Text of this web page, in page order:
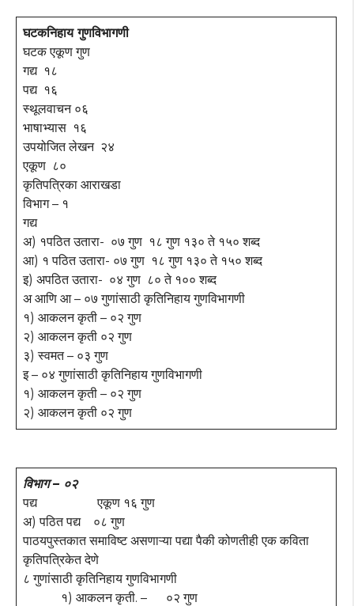
घटकनिहाय गुणविभागणी
घटक एकूण गुण
गद्य १८
पद्य १६
स्थूलवाचन ०६
भाषाभ्यास १६
उपयोजित लेखन २४
एकूण ८०
कृतिपत्रिका आराखडा
विभाग – १
गद्य
अ) १पठित उतारा- ०७ गुण १८ गुण १३० ते १५० शब्द
आ) १ पठित उतारा- ०७ गुण १८ गुण १३० ते १५० शब्द
इ) अपठित उतारा- ०४ गुण ८० ते १०० शब्द
अ आणि आ – ०७ गुणांसाठी कृतिनिहाय गुणविभागणी
१) आकलन कृती – ०२ गुण
२) आकलन कृती ०२ गुण
३) स्वमत – ०३ गुण
इ – ०४ गुणांसाठी कृतिनिहाय गुणविभागणी
१) आकलन कृती – ०२ गुण
२) आकलन कृती ०२ गुण
विभाग – ०२
पद्य एकूण १६ गुण
अ) पठित पद्य ०८ गुण
पाठयपुस्तकात समाविष्ट असणाऱ्या पद्या पैकी कोणतीही एक कविता
कृतिपत्रिकेत देणे
८ गुणांसाठी कृतिनिहाय गुणविभागणी
१) आकलन कृती. – ०२ गुण